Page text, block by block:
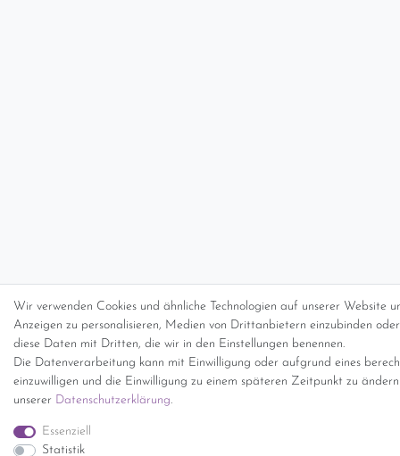
Wir verwenden Cookies und ähnliche Technologien auf unserer Website
Anzeigen zu personalisieren, Medien von Drittanbietern einzubinden
diese Daten mit Dritten, die wir in den Einstellungen benennen.
Die Datenverarbeitung kann mit Einwilligung oder aufgrund eines
einzuwilligen und die Einwilligung zu einem späteren Zeitpunkt zu
unserer Daten­schutz­erklärung.
Essenziell
Statistik